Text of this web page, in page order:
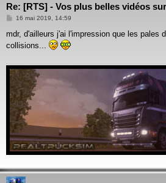
Re: [RTS] - Vos plus belles vidéos
Message
16 mai 2019, 14:59
mdr, d'ailleurs j'ai l'impression que les pales
collisions...